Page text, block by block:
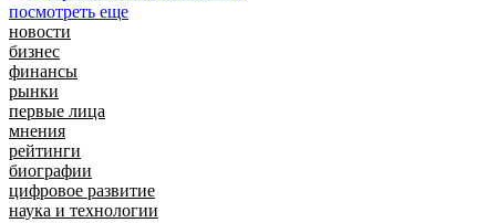
посмотреть еще
новости
бизнес
финансы
рынки
первые лица
мнения
рейтинги
биографии
цифровое развитие
наука и технологии